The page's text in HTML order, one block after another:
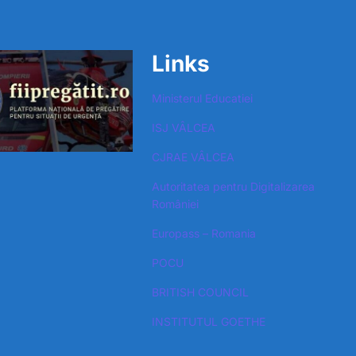
Links
Ministerul Educatiei
ISJ VÂLCEA
CJRAE VÂLCEA
Autoritatea pentru Digitalizarea
României​
Europass – Romania
POCU
BRITISH COUNCIL
INSTITUTUL GOETHE